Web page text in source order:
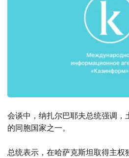
会谈中，纳扎尔巴耶夫总统强调，
的同胞国家之一。
总统表示，在哈萨克斯坦取得主权